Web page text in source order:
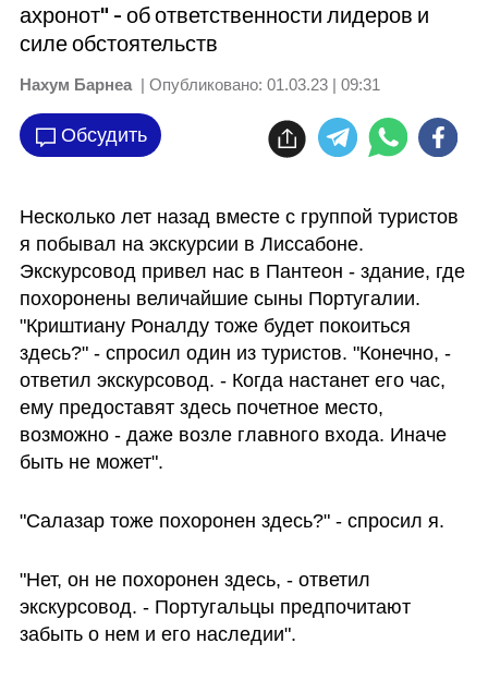
ахронот" - об ответственности лидеров и
силе обстоятельств
Нахум Барнеа | Опубликовано: 01.03.23 | 09:31
Обсудить
Несколько лет назад вместе с группой туристов
я побывал на экскурсии в Лиссабоне.
Экскурсовод привел нас в Пантеон - здание, где
похоронены величайшие сыны Португалии.
"Криштиану Роналду тоже будет покоиться
здесь?" - спросил один из туристов. "Конечно, -
ответил экскурсовод. - Когда настанет его час,
ему предоставят здесь почетное место,
возможно - даже возле главного входа. Иначе
быть не может".
"Салазар тоже похоронен здесь?" - спросил я.
"Нет, он не похоронен здесь, - ответил
экскурсовод. - Португальцы предпочитают
забыть о нем и его наследии".